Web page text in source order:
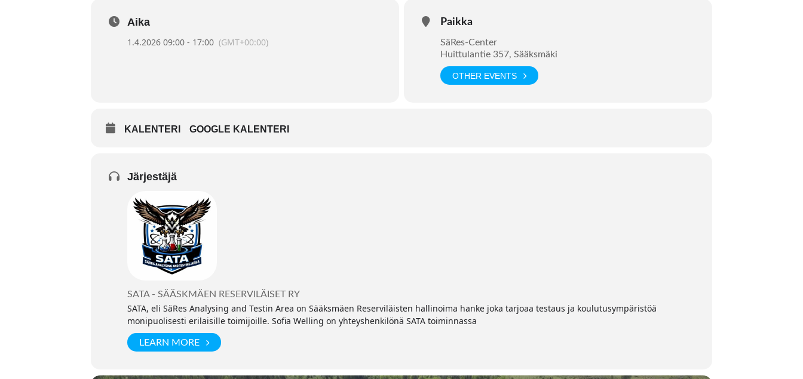
Aika
1.4.2026 09:00 - 17:00 (GMT+00:00)
Paikka
SäRes-Center
Huittulantie 357, Sääksmäki
OTHER EVENTS
KALENTERI GOOGLE KALENTERI
Järjestäjä
SATA - SÄÄSKMÄEN RESERVILÄISET RY
SATA, eli SäRes Analysing and Testin Area on Sääksmäen Reserviläisten hallinoima hanke joka tarjoaa testaus ja koulutusympäristöä
monipuolisesti erilaisille toimijoille. Sofia Welling on yhteyshenkilönä SATA toiminnassa
LEARN MORE